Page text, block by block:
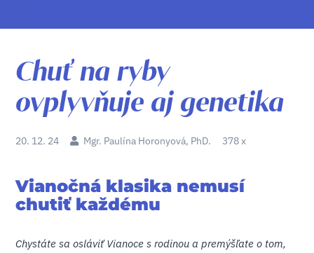
Chuť na ryby
ovplyvňuje aj genetika
20. 12. 24 Mgr. Paulína Horonyová, PhD. 378 x
Vianočná klasika nemusí
chutiť každému
Chystáte sa osláviť Vianoce s rodinou a premýšľate o tom,